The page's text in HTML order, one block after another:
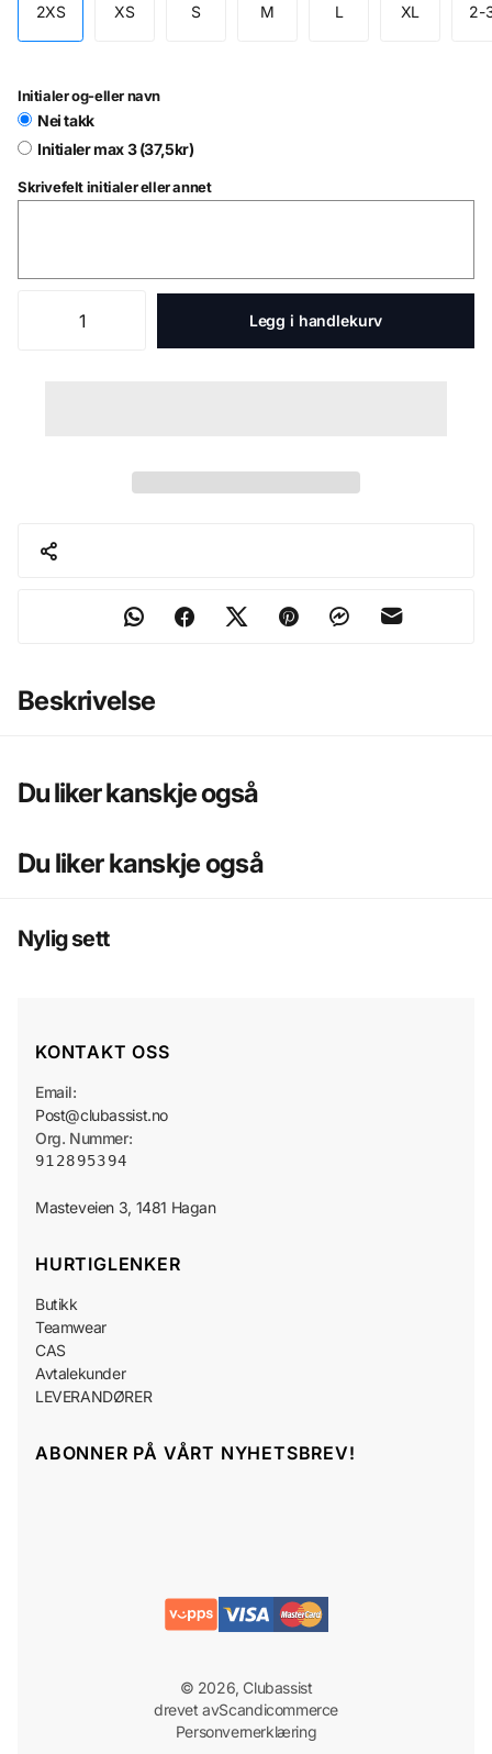
2XS XS S M L XL 2-
Initialer og-eller navn
Nei takk
Initialer max 3 (37,5kr)
Skrivefelt initialer eller annet
Legg i handlekurv
Beskrivelse
Du liker kanskje også
Du liker kanskje også
Nylig sett
KONTAKT OSS
Email:
Post@clubassist.no
Org. Nummer:
912895394
Masteveien 3, 1481 Hagan
HURTIGLENKER
Butikk
Teamwear
CAS
Avtalekunder
LEVERANDØRER
ABONNER PÅ VÅRT NYHETSBREV!
© 2026, Clubassist
drevet avScandicommerce
Personvernerklæring